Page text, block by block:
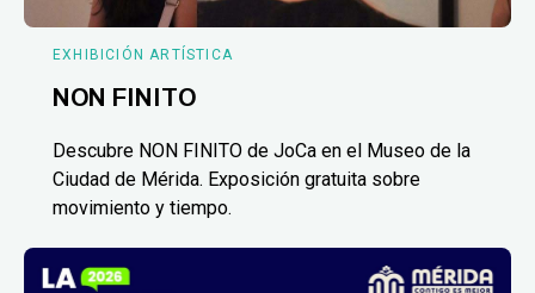
EXHIBICIÓN ARTÍSTICA
NON FINITO
Descubre NON FINITO de JoCa en el Museo de la
Ciudad de Mérida. Exposición gratuita sobre
movimiento y tiempo.